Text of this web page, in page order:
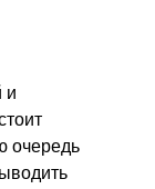
очередь